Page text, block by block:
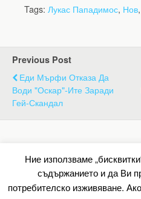
Tags: Лукас Пападимос, Нов,
Previous Post
Еди Мърфи Отказа Да
Води "Оскар"-Ите Заради
Гей-Скандал
Back
Mobile
Ние използваме
съдържанието и да Ви
потребителско изживяване.